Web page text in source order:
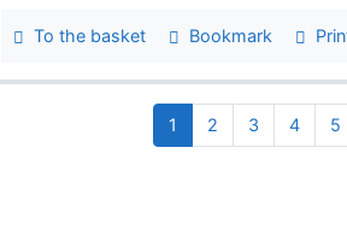
To the basket Bookmark
1 2 3 4 5